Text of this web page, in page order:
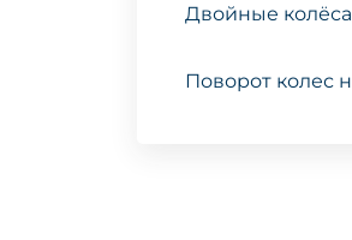
Двойные колёса
Поворот колес